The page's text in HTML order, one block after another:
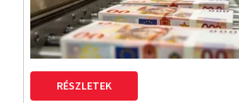
RÉSZLETEK